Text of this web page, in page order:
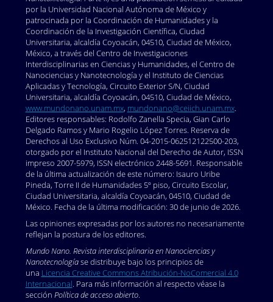
por la Universidad Nacional Autónoma de México y
patrocinada por la Coordinación de Humanidades y la
Coordinación de la Investigación Científica, Ciudad
Universitaria, alcaldía Coyoacán, 04510, Ciudad de México,
México, a través del Centro de Investigaciones
Interdisciplinarias en Ciencias y Humanidades, el Centro de
Nanociencias y Nanotecnología y el Instituto de Ciencias
Aplicadas y Tecnología, Circuito Exterior S/N, Ciudad
Universitaria, alcaldía Coyoacán, 04510, Ciudad de México,
www.mundonano.unam.mx, mundonano@ceiich.unam.mx.
Editores responsables: Rodolfo Zanella Specia, Gian Carlo
Delgado Ramos y Mario Rogelio López Torres. Reserva de
Derechos al Uso Exclusivo Núm. 04-2015-062512122500-203,
otorgado por el Instituto Nacional del Derecho de Autor, ISSN
impreso 2007-5979, ISSN electrónico 2448-5691. Responsable
de la última actualización de este número: Isauro Uribe
Pineda, Torre II de Humanidades 5º piso, Circuito Escolar,
Ciudad Universitaria, alcaldía Coyoacán, 04510, Ciudad de
México. Fecha de la última modificación: 30 de junio de 2026.
Las opiniones expresadas por los autores no necesariamente
reflejan la postura de los editores.
Mundo Nano. Revista interdisciplinaria en Nanociencias y
Nanotecnologíase distribuye bajo los principios de
una Licencia Creative Commons Atribución-NoComercial 4.0
Internacional. Para más información al respecto véase la
sección Política de acceso abierto.